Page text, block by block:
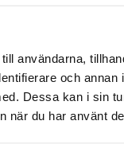
användarna,
och annan
Dessa kan i sin
när du har använt
snart
är på gång
1
our friends
that